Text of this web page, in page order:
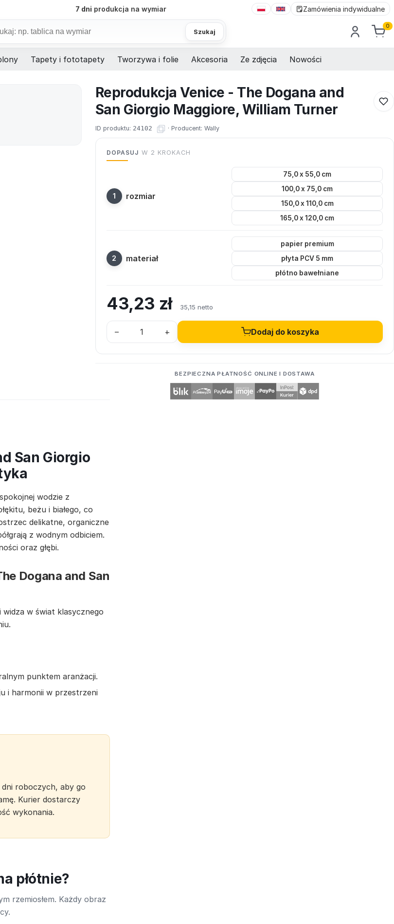
7 dni produkcja na wymiar
B2Bobsługa firm i instytucji Zamówienia indywidualne
Szukaj
0
Tapety i fototapety Tworzywa i folie Akcesoria Ze zdjęcia Nowości
Reprodukcja Venice - The Dogana and
San Giorgio Maggiore, William Turner
ID produktu: 24102 · Producent: Wally
DOPASUJ W 2 KROKACH
rozmiar
75,0 x 55,0 cm
100,0 x 75,0 cm
150,0 x 110,0 cm
165,0 x 120,0 cm
materiał
papier premium
płyta PCV 5 mm
płótno bawełniane
43,23 zł 35,15 netto
– + Dodaj do koszyka
BEZPIECZNA PŁATNOŚĆ ONLINE I DOSTAWA
San Giorgio
wodzie z
beżu i białego, co
delikatne, organiczne
z wodnym odbiciem.
oraz głębi.
Dogana and San
widza w świat klasycznego
punktem aranżacji.
i harmonii w przestrzeni
roboczych, aby go
Kurier dostarczy
wykonania.
płótnie?
rzemiosłem. Każdy obraz